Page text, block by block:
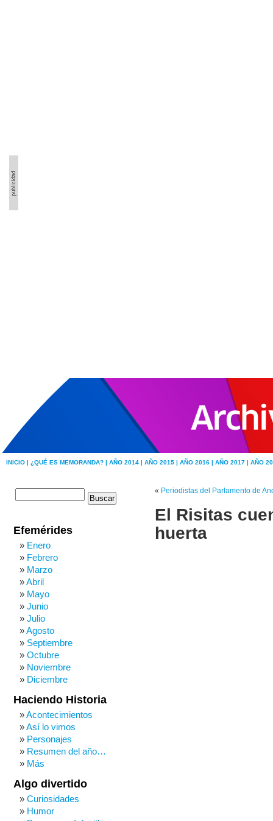
INICIO | ¿QUÉ ES MEMORANDA? | AÑO 2014 | AÑO 2015 | AÑO 2016 | AÑO 2017 | AÑO
« Periodistas del Parlamento de
El Risitas
huerta
Efemérides
Enero
Febrero
Marzo
Abril
Mayo
Junio
Julio
Agosto
Septiembre
Octubre
Noviembre
Diciembre
Haciendo Historia
Acontecimientos
Así lo vimos
Personajes
Resumen del año…
Más
Algo divertido
Curiosidades
Humor